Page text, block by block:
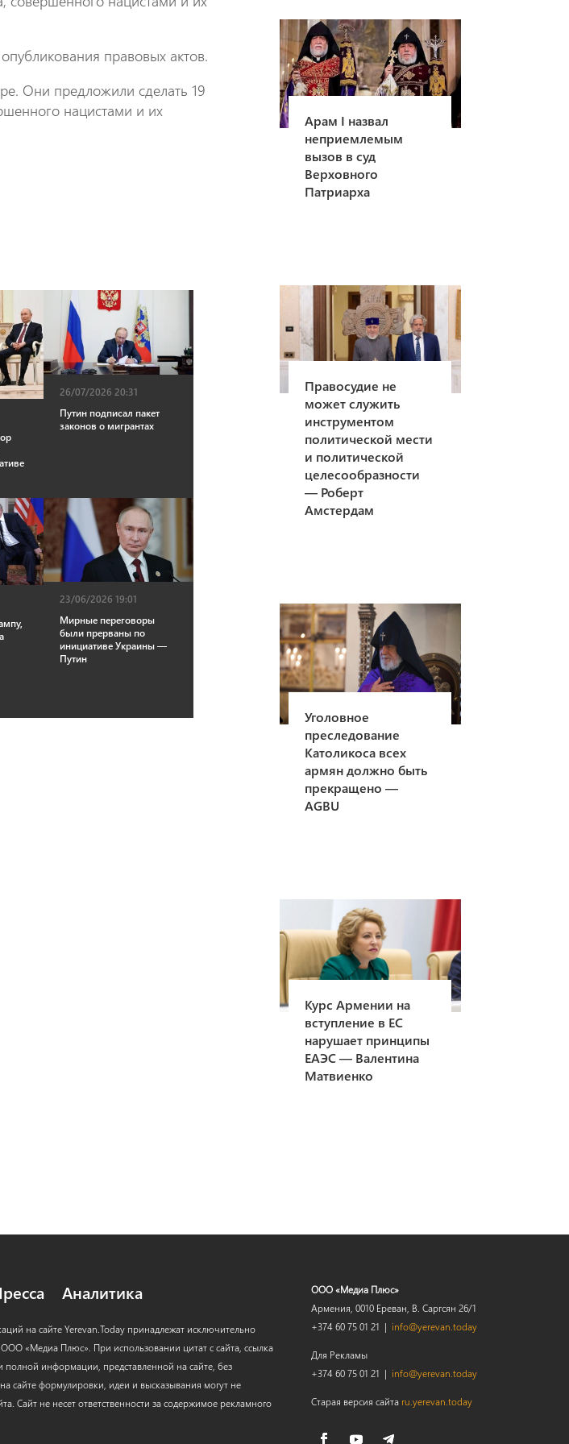
правовых актов.
Они предложили сделать 19
нацистами и их
26/07/2026 20:31
Путин подписал пакет
законов о мигрантах
23/06/2026 19:01
Мирные переговоры
были прерваны по
инициативе Украины —
Путин
Арам I назвал
неприемлемым
вызов в суд
Верховного
Патриарха
Правосудие не
может служить
инструментом
политической мести
и политической
целесообразности
— Роберт
Амстердам
Уголовное
преследование
Католикоса всех
армян должно быть
прекращено —
AGBU
Курс Армении на
вступление в ЕС
нарушает принципы
ЕАЭС — Валентина
Матвиенко
Аналитика
на сайте Yerevan.Today принадлежат исключительно
ООО «Медиа Плюс». При использовании цитат с сайта, ссылка
полной информации, представленной на сайте, без
сайте формулировки, идеи и высказывания могут не
Сайт не несет ответственности за содержимое рекламного
ООО «Медиа Плюс»
Армения, 0010 Ереван, В. Саргсян 26/1
+374 60 75 01 21 | info@yerevan.today
Для Рекламы
+374 60 75 01 21 | info@yerevan.today
Старая версия сайта ru.yerevan.today